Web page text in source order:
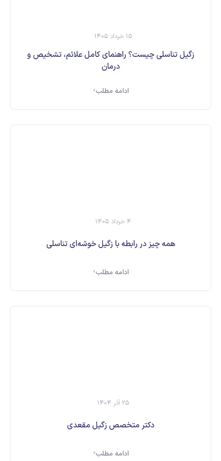
15 خرداد 1405
زگیل تناسلی چیست؟ راهنمای کامل علائم، تشخیص و
درمان
ادامه مطلب
4 خرداد 1405
همه چیز در رابطه با زگیل خوشه‌ای تناسلی
ادامه مطلب
25 آذر 1404
دکتر متخصص زگیل مقعدی
ادامه مطلب